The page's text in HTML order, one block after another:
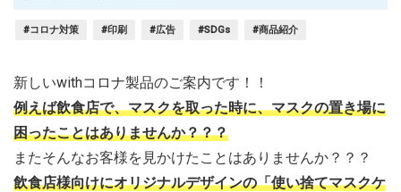
#コロナ対策 #印刷 #広告 #SDGs #商品紹介
新しいwithコロナ製品のご案内です！！
例えば飲食店で、マスクを取った時に、マスクの置き場に
困ったことはありませんか？？？
またそんなお客様を見かけたことはありませんか？？？
飲食店様向けにオリジナルデザインの「使い捨てマスクケ